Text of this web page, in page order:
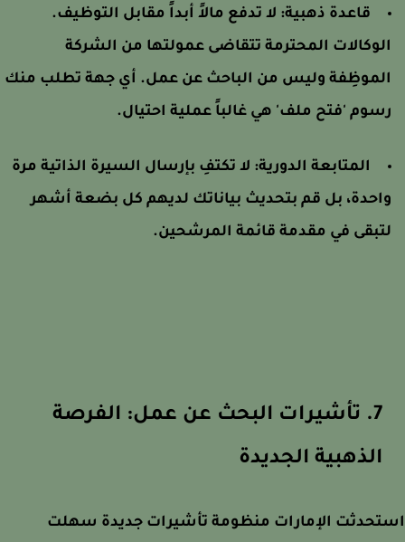
قاعدة ذهبية: لا تدفع مالاً أبداً مقابل التوظيف.
المحترمة تتقاضى عمولتها من الشركة
وليس من الباحث عن عمل. أي جهة تطلب منك
'فتح ملف' هي غالباً عملية احتيال.
المتابعة الدورية: لا تكتفِ بإرسال السيرة الذاتية مرة
بل قم بتحديث بياناتك لديهم كل بضعة أشهر
في مقدمة قائمة المرشحين.
7. تأشيرات البحث عن عمل: الفرصة
الذهبية الجديدة
الإمارات منظومة تأشيرات جديدة سهلت